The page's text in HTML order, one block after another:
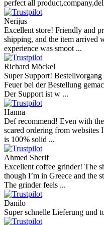
perfect all
Nerijus
Excellent store! Friendly and
shipping, and the item arrived
experience was smoot ...
Richard Möckel
Super Support!
Feuer bei der Bestellung
Der Support ist w ...
Hanna
Def recommend! Even with
scared ordering from websites
is 100% solid ...
Ahmed Sherif
Excellent coffee grinder! The
though I’m in Greece and the
The grinder feels ...
Danilo
Super schnelle Lieferung und